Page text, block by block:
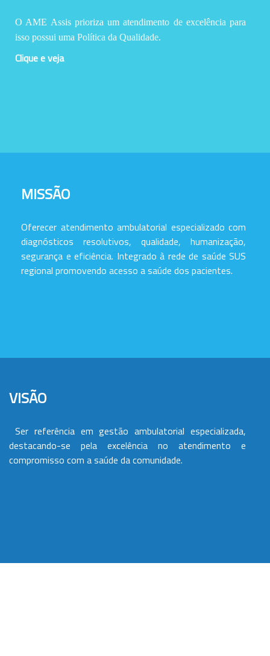
O AME Assis prioriza um atendimento de excelência para
isso possui uma Política da Qualidade.
Clique e veja
MISSÃO
Oferecer atendimento ambulatorial especializado com
diagnósticos resolutivos, qualidade, humanização,
segurança e eficiência. Integrado à rede de saúde SUS
regional promovendo acesso a saúde dos pacientes.
VISÃO
Ser referência em gestão ambulatorial especializada,
destacando-se pela excelência no atendimento e
compromisso com a saúde da comunidade.